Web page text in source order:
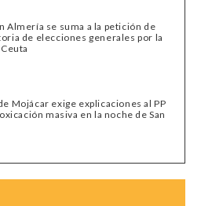
Almería se suma a la petición de
de elecciones generales por la
Mojácar exige explicaciones al PP
masiva en la noche de San